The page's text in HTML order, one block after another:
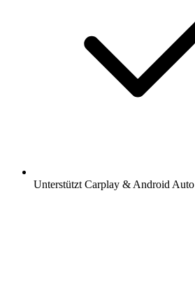
Unterstützt Carplay & Android Auto